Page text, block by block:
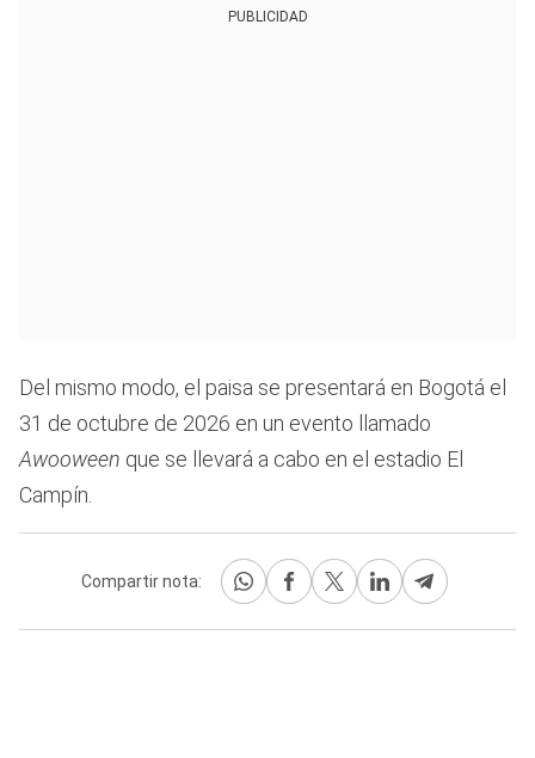
PUBLICIDAD
Del mismo modo, el paisa se presentará en Bogotá el
31 de octubre de 2026 en un evento llamado
Awooween que se llevará a cabo en el estadio El
Campín.
Compartir nota: